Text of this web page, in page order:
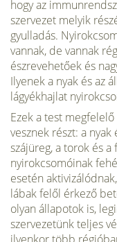
hogy az
szervezet melyik
gyulladás.
vannak, de vannak
észrevehetőek és
Ilyenek a nyak és az
lágyékhajlat
Ezek a test
vesznek részt: a
szájüreg, a torok és
nyirokcsomói­nak
esetén
lábak felől érkező
olyan állapotok is,
szervezetünk teljes